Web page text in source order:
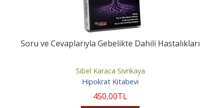
Soru ve Cevaplarıyla Gebelikte Dahili Hastalıkları
Sibel Karaca Sivrikaya
Hipokrat Kitabevi
450,00TL